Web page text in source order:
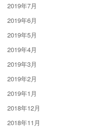
2019年7月
2019年6月
2019年5月
2019年4月
2019年3月
2019年2月
2019年1月
2018年12月
2018年11月